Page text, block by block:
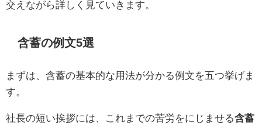
交えながら詳しく見ていきます。
含蓄の例文5選
まずは、含蓄の基本的な用法が分かる例文を五つ挙げま
す。
社長の短い挨拶には、これまでの苦労をにじませる含蓄